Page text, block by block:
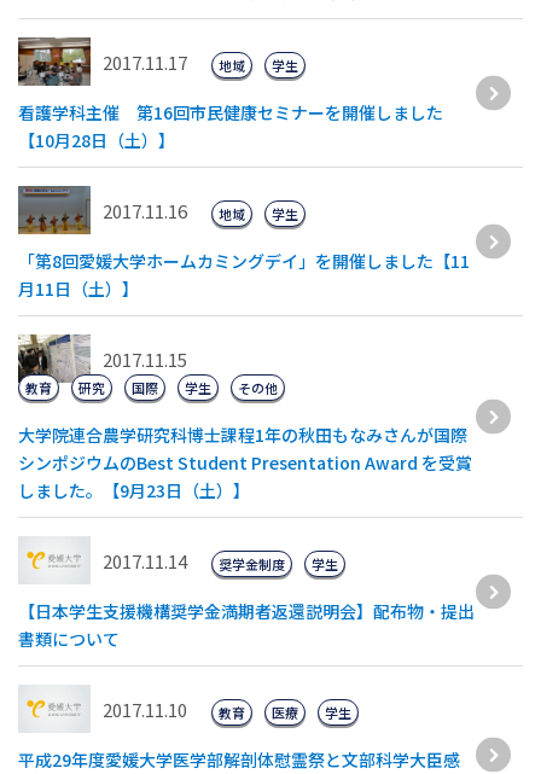
2017.11.17
看護学科主催 第16回市民健康セミナーを開催しました
【10月28日（土）】
地域 学生
2017.11.16
「第8回愛媛大学ホームカミングデイ」を開催しました【11
月11日（土）】
地域 学生
2017.11.15
大学院連合農学研究科博士課程1年の秋田もなみさんが国際
シンポジウムのBest Student Presentation Award を受賞
しました。【9月23日（土）】
教育 研究 国際 学生 その他
2017.11.14
【日本学生支援機構奨学金満期者返還説明会】配布物・提出
書類について
奨学金制度 学生
2017.11.10
平成29年度愛媛大学医学部解剖体慰霊祭と文部科学大臣感
教育 医療 学生